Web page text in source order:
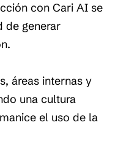
con Cari AI se
de generar
áreas internas y
una cultura
el uso de la